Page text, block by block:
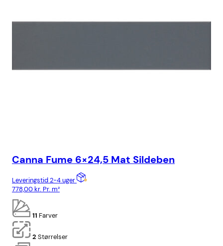
Canna Fume 6×24,5 Mat Sildeben
Leveringstid 2-4 uger
778,00kr. Pr. m²
11 Farver
2 Størrelser